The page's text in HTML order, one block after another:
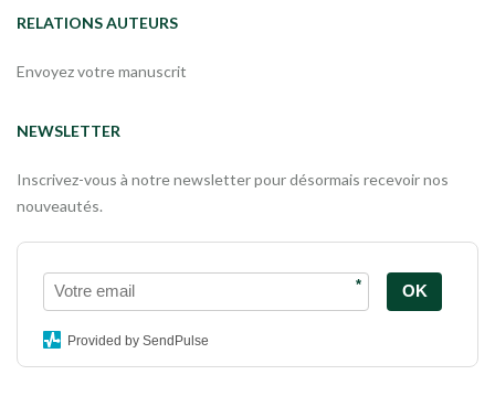
RELATIONS AUTEURS
Envoyez votre manuscrit
NEWSLETTER
Inscrivez-vous à notre newsletter pour désormais recevoir nos
nouveautés.
* OK
Provided by SendPulse